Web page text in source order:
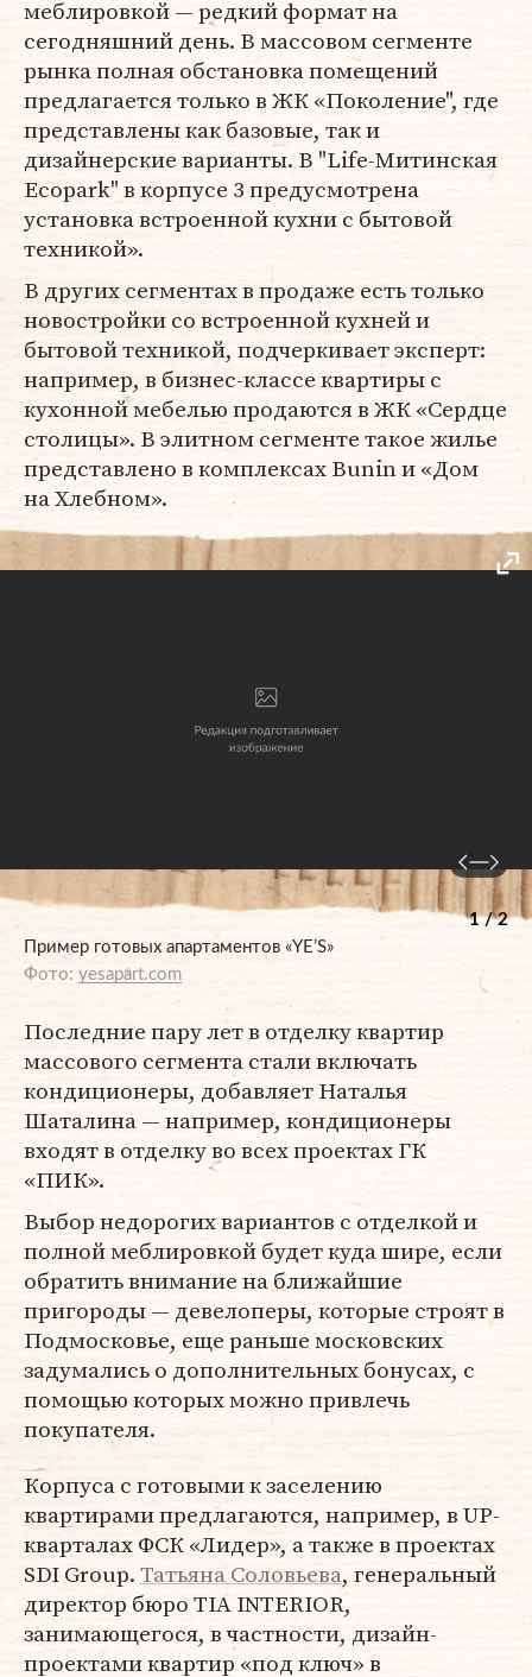
меблировкой — редкий формат на
сегодняшний день. В массовом сегменте
рынка полная обстановка помещений
предлагается только в ЖК «Поколение", где
представлены как базовые, так и
дизайнерские варианты. В "Life-Митинская
Ecopark" в корпусе 3 предусмотрена
установка встроенной кухни с бытовой
техникой».
В других сегментах в продаже есть только
новостройки со встроенной кухней и
бытовой техникой, подчеркивает эксперт:
например, в бизнес-классе квартиры с
кухонной мебелью продаются в ЖК «Сердце
столицы». В элитном сегменте такое жилье
представлено в комплексах Bunin и «Дом
на Хлебном».
1 / 2
Пример готовых апартаментов «YE’S»
Фото: yesapart.com
Последние пару лет в отделку квартир
массового сегмента стали включать
кондиционеры, добавляет Наталья
Шаталина — например, кондиционеры
входят в отделку во всех проектах ГК
«ПИК».
Выбор недорогих вариантов с отделкой и
полной меблировкой будет куда шире, если
обратить внимание на ближайшие
пригороды — девелоперы, которые строят в
Подмосковье, еще раньше московских
задумались о дополнительных бонусах, с
помощью которых можно привлечь
покупателя.
Корпуса с готовыми к заселению
квартирами предлагаются, например, в UP-
кварталах ФСК «Лидер», а также в проектах
SDI Group.Татьяна Соловьева, генеральный
директор бюро TIA INTERIOR,
занимающегося, в частности, дизайн-
проектами квартир «под ключ» в